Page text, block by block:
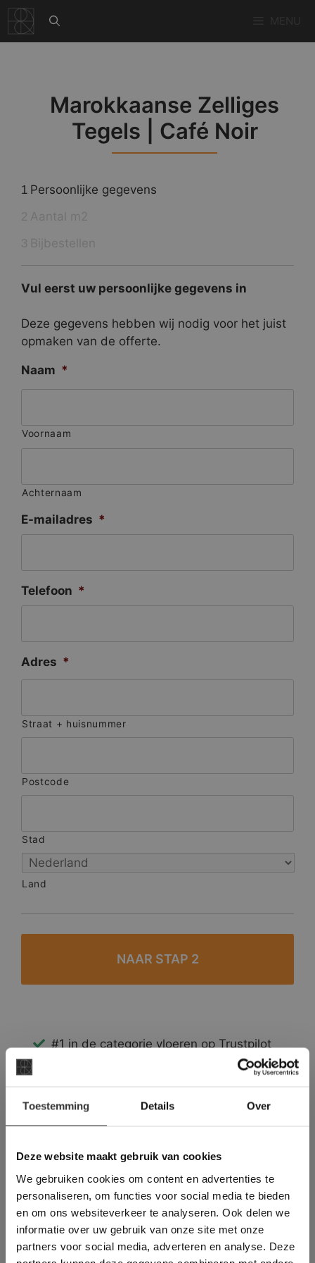
Toestemming Details Over
Deze website maakt gebruik van cookies
We gebruiken cookies om content en advertenties te
personaliseren, om functies voor social media te bieden
en om ons websiteverkeer te analyseren. Ook delen we
informatie over uw gebruik van onze site met onze
partners voor social media, adverteren en analyse. Deze
naar
de
Marokkaanse Zelliges
Tegels | Café Noir
1 Persoonlijke gegevens
Vul eerst uw persoonlijke gegevens in
Deze gegevens hebben wij nodig voor het juist
opmaken van de offerte.
Naam *
Voornaam
Achternaam
E-mailadres *
Telefoon *
Adres *
Straat + huisnummer
Postcode
Stad
Land
#1 in de categorie vloeren op Trustpilot
Binnen 24 uur een passende offerte
Meer dan 500 m2 showroom
Deze website maakt
gebruik van cookies.
This Cookie Banner was deleted and is no
longer working. Please contact the website
administrator.
Deze website gebruikt cookies om de
gebruikerservaring te verbeteren. Door
gebruik te maken van onze website geeft u
toestemming voor alle cookies in
overeenstemming met ons cookiebeleid.Lees
verder